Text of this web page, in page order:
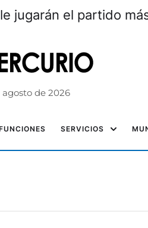
jugarán el partido
agosto de 2026
SERVICIOS